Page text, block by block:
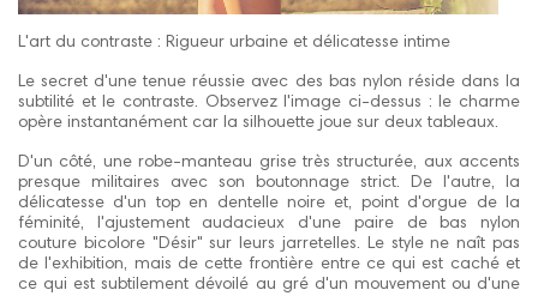
L'art du contraste : Rigueur urbaine et délicatesse intime
Le secret d'une tenue réussie avec des bas nylon réside dans la
subtilité et le contraste. Observez l'image ci-dessus : le charme
opère instantanément car la silhouette joue sur deux tableaux.
D'un côté, une robe-manteau grise très structurée, aux accents
presque militaires avec son boutonnage strict. De l'autre, la
délicatesse d'un top en dentelle noire et, point d'orgue de la
féminité, l'ajustement audacieux d'une paire de bas nylon
couture bicolore "Désir" sur leurs jarretelles. Le style ne naît pas
de l'exhibition, mais de cette frontière entre ce qui est caché et
ce qui est subtilement dévoilé au gré d'un mouvement ou d'une